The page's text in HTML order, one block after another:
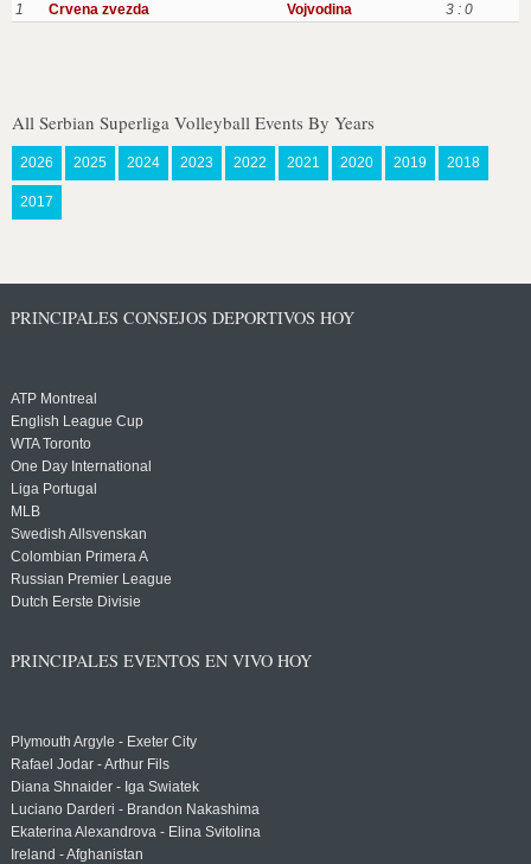
1
Crvena zvezda Vojvodina 3 : 0
All Serbian Superliga Volleyball Events By Years
2026 2025 2024 2023 2022 2021 2020 2019 2018
2017
PRINCIPALES CONSEJOS DEPORTIVOS HOY
ATP Montreal
English League Cup
WTA Toronto
One Day International
Liga Portugal
MLB
Swedish Allsvenskan
Colombian Primera A
Russian Premier League
Dutch Eerste Divisie
PRINCIPALES EVENTOS EN VIVO HOY
Plymouth Argyle - Exeter City
Rafael Jodar - Arthur Fils
Diana Shnaider - Iga Swiatek
Luciano Darderi - Brandon Nakashima
Ekaterina Alexandrova - Elina Svitolina
Ireland - Afghanistan